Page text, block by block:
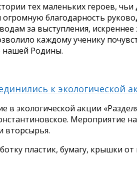
тех маленьких героев, чьи
благодарность
за выступления, искреннее
каждому ученику
нашей Родины.
к экологической
в экологической акции
Мероприятие
вторсырья.
пластик, бумагу, крышки